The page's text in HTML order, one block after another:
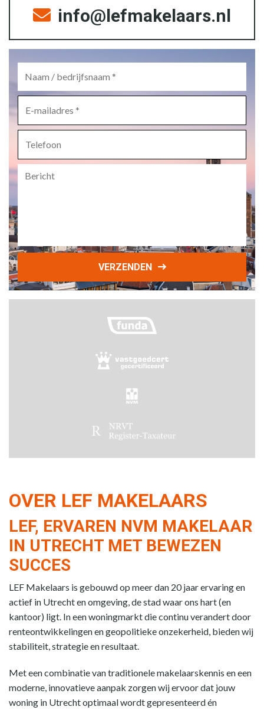
info@lefmakelaars.nl
mailadres *
VERZENDEN
OVER LEF MAKELAARS
LEF, ERVAREN NVM MAKELAAR
IN UTRECHT MET BEWEZEN
SUCCES
LEF Makelaars is gebouwd op meer dan 20 jaar ervaring en
actief in Utrecht en omgeving, de stad waar ons hart (en
kantoor) ligt. In een woningmarkt die continu verandert door
renteontwikkelingen en geopolitieke onzekerheid, bieden wij
stabiliteit, strategie en resultaat.
Met een combinatie van traditionele makelaarskennis en een
moderne, innovatieve aanpak zorgen wij ervoor dat jouw
woning in Utrecht optimaal wordt gepresenteerd én